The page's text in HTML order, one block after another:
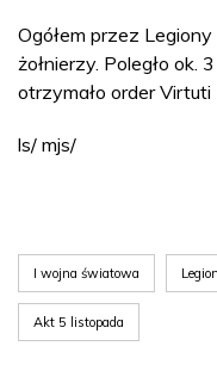
Ogółem przez
żołnierzy. Poległo ok.
otrzymało order Virtuti
ls/ mjs/
I wojna światowa
Akt 5 listopada